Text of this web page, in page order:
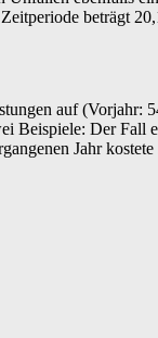
beträgt
auf
Der
Jahr